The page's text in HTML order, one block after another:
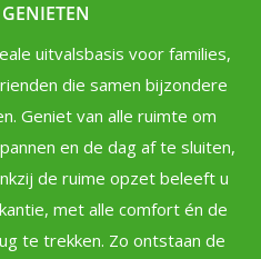
uitvalsbasis voor families,
die samen bijzondere
Geniet van alle ruimte om
en de dag af te sluiten,
de ruime opzet beleeft u
met alle comfort én de
te trekken. Zo ontstaan de